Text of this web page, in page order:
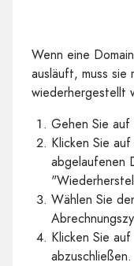
Wenn eine
ausläuft, muss
wiederhergestellt
Gehen Sie auf
Klicken Sie
abgelaufenen
Wählen Sie
Klicken Sie
abzuschließen.